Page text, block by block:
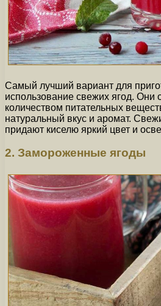
Самый лучший вариант для
использование свежих ягод.
количеством питательных
натуральный вкус и аромат.
придают киселю яркий цвет и
2. Замороженные ягоды